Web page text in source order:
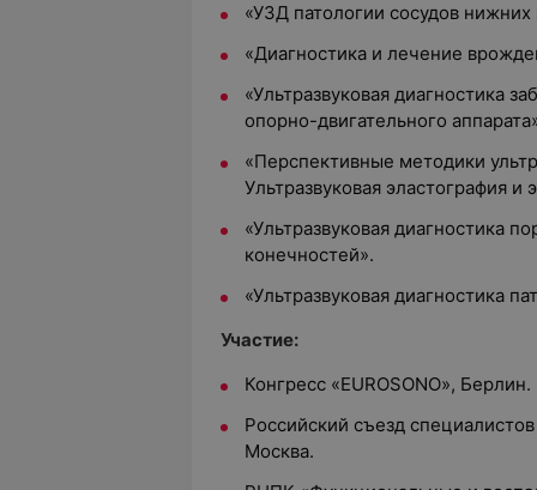
«УЗД патологии сосудов нижних
«Диагностика и лечение
«Ультразвуковая диагностика
опорно-двигательного
«Перспективные методики
Ультразвуковая эластография и
«Ультразвуковая диагностика
конечностей».
«Ультразвуковая диагностика
Участие:
Конгресс «EUROSONO», Берлин.
Российский съезд
Москва.